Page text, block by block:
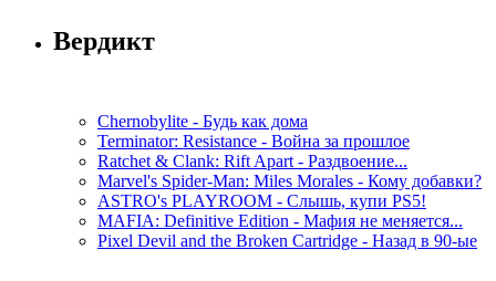
Вердикт
Chernobylite - Будь как дома
Terminator: Resistance - Война за прошлое
Ratchet & Clank: Rift Apart - Раздвоение...
Marvel's Spider-Man: Miles Morales - Кому добавки?
ASTRO's PLAYROOM - Слышь, купи PS5!
MAFIA: Definitive Edition - Мафия не меняется...
Pixel Devil and the Broken Cartridge - Назад в 90-ые